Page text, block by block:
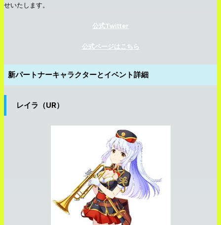
せいたします。
公式Twitter
公式ページはこちら
新パートナーキャラクターとイベント詳細
レイラ（UR）